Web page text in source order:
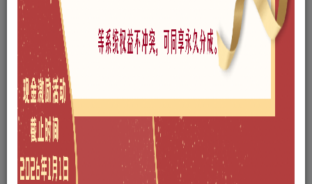
©版权声明
本站所有文章，所有资源素材，版权归投稿者或原作者所有，如若本
站投稿者上传内容侵犯了原作者的合法权益，可联系我们进行删除处
理。
积分专区
# 新中式
喜欢就支持一下吧